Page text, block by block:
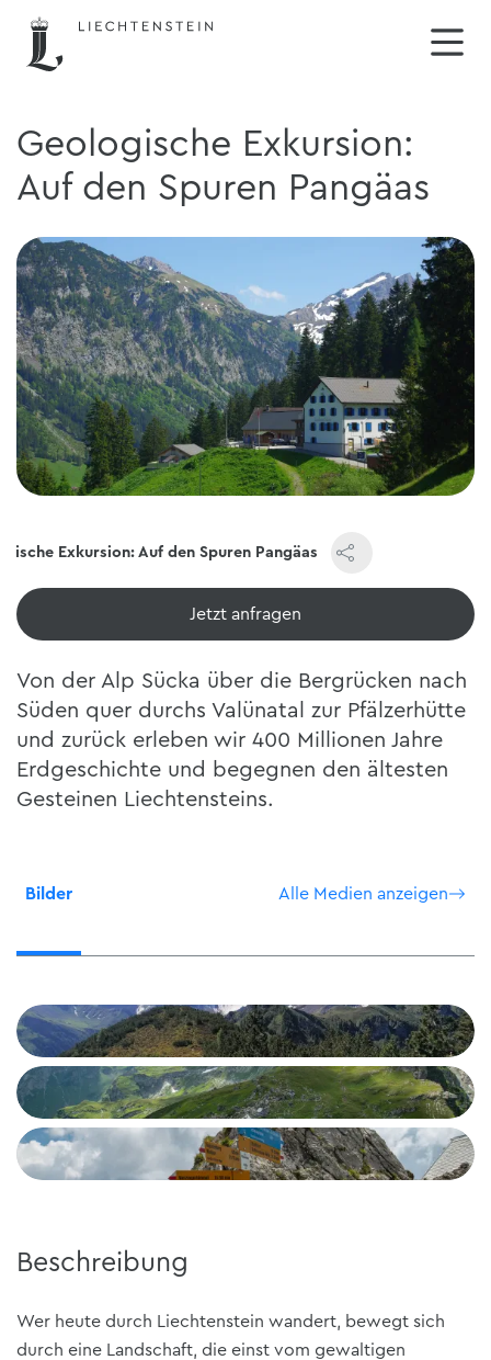
Geologische Exkursion:
Auf den Spuren Pangäas
Exkursion: Auf den Spuren Pangäas
Jetzt ansehen
Von der Alp Sücka über die Bergrücken nach
Süden quer durchs Valünatal zur Pfälzerhütte
und zurück erleben wir 400 Millionen Jahre
Erdgeschichte und begegnen den ältesten
Gesteinen Liechtensteins.
Bilder Alle Medien anzeigen
Beschreibung
Wer heute durch Liechtenstein wandert, bewegt sich
durch eine Landschaft, die einst vom gewaltigen